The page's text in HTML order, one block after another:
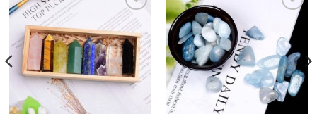
Ajouter
à la
liste de
souhaits
Ajouter
à la
liste de
souhaits